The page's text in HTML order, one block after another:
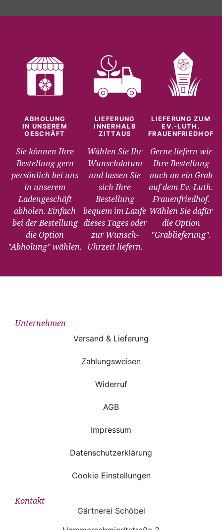
ABHOLUNG
IN UNSEREM
GESCHÄFT
Sie können Ihre
Bestellung gern
persönlich bei uns
in unserem
Ladengeschäft
abholen. Einfach
bei der Bestellung
die Option
"Abholung" wählen.
LIEFERUNG
INNERHALB
ZITTAUS
Wählen Sie Ihr
Wunschdatum
und lassen Sie
sich Ihre
Bestellung
bequem im Laufe
dieses Tages oder
zur Wunsch-
Uhrzeit liefern.
LIEFERUNG ZUM
EV.-LUTH.
FRAUENFRIEDHOF
Gerne liefern wir
Ihre Bestellung
auch an ein Grab
auf dem Ev.-Luth.
Frauenfriedhof.
Wählen Sie dafür
die Option
"Grablieferung".
Unternehmen
Versand & Lieferung
Zahlungsweisen
Widerruf
AGB
Impressum
Datenschutzerklärung
Cookie Einstellungen
Kontakt
Gärtnerei Schöbel